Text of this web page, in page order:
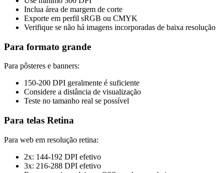
Inclua área de margem de corte
Exporte em perfil sRGB ou CMYK
Verifique se não há imagens incorporadas de baixa resolução
Para formato grande
Para pôsteres e banners:
150-200 DPI geralmente é suficiente
Considere a distância de visualização
Teste no tamanho real se possível
Para telas Retina
Para web em resolução retina:
2x: 144-192 DPI efetivo
3x: 216-288 DPI efetivo